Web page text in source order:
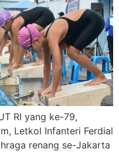
RI yang ke-79,
Letkol Infanteri Ferdial
renang se-Jakarta